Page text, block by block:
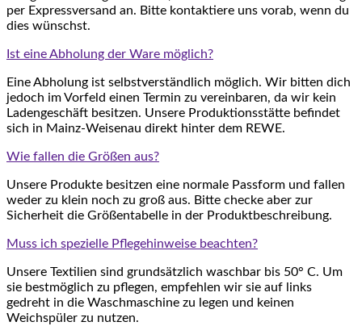
per Expressversand an. Bitte kontaktiere uns vorab, wenn du
dies wünschst.
Ist eine Abholung der Ware möglich?
Eine Abholung ist selbstverständlich möglich. Wir bitten dich
jedoch im Vorfeld einen Termin zu vereinbaren, da wir kein
Ladengeschäft besitzen. Unsere Produktionsstätte befindet
sich in Mainz-Weisenau direkt hinter dem REWE.
Wie fallen die Größen aus?
Unsere Produkte besitzen eine normale Passform und fallen
weder zu klein noch zu groß aus. Bitte checke aber zur
Sicherheit die Größentabelle in der Produktbeschreibung.
Muss ich spezielle Pflegehinweise beachten?
Unsere Textilien sind grundsätzlich waschbar bis 50° C. Um
sie bestmöglich zu pflegen, empfehlen wir sie auf links
gedreht in die Waschmaschine zu legen und keinen
Weichspüler zu nutzen.